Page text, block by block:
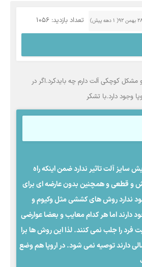
تعداد بازدید: 1056
سال دارم و مشکل کوچکی آلت دارم چه بایدکرد.اگر در
وجود دارد.با تشکر
سایز آلت تاثیر ندارد ضمن اینکه راه
قطعی و همچنین بدون عارضه ای برای
ندارد روش های کششی مثل وکیوم و
اما هر کدام معایب و بعضا عوارضی
فرد را جلب نمی کنند. لذا این روش ها برا
دارند توصیه نمی شود. در اروپا هم وضع